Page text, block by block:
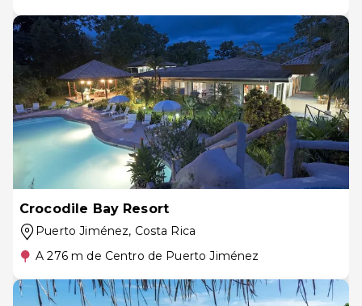
Crocodile Bay Resort
Puerto Jiménez, Costa Rica
A 276 m de Centro de Puerto Jiménez